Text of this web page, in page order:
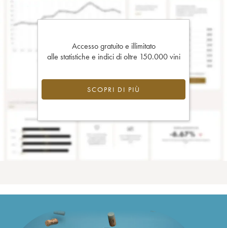
Accesso gratuito e illimitato
alle statistiche e indici di oltre 150.000 vini
SCOPRI DI PIÙ